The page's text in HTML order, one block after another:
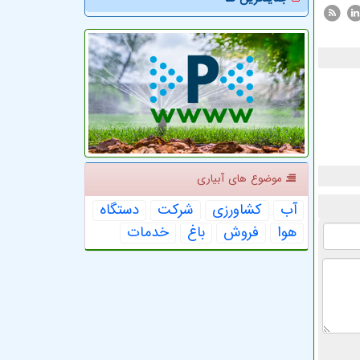
موضوع های آبیاری
آب كشاورزی شركت
دستگاه
هوا
فروش باغ خدمات